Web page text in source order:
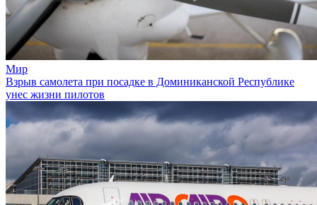
Мир
Взрыв самолета при посадке в Доминиканской Республике
унес жизни пилотов